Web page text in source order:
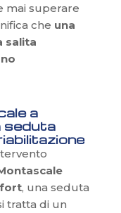
mai superare
che una
salita
a
seduta
, una seduta
tratta di un